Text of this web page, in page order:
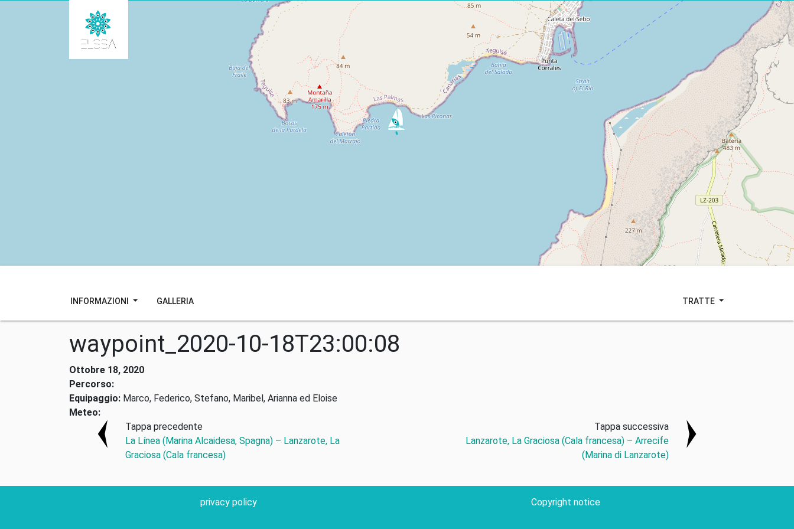
INFORMAZIONI GALLERIA TRATTE
waypoint_2020-10-18T23:00:08
Ottobre 18, 2020
Percorso:
Equipaggio: Marco, Federico, Stefano, Maribel, Arianna ed Eloise
Meteo:
Tappa precedente
La Línea (Marina Alcaidesa, Spagna) – Lanzarote, La
Graciosa (Cala francesa)
Tappa successiva
Lanzarote, La Graciosa (Cala francesa) – Arrecife
(Marina di Lanzarote)
privacy policy Copyright notice